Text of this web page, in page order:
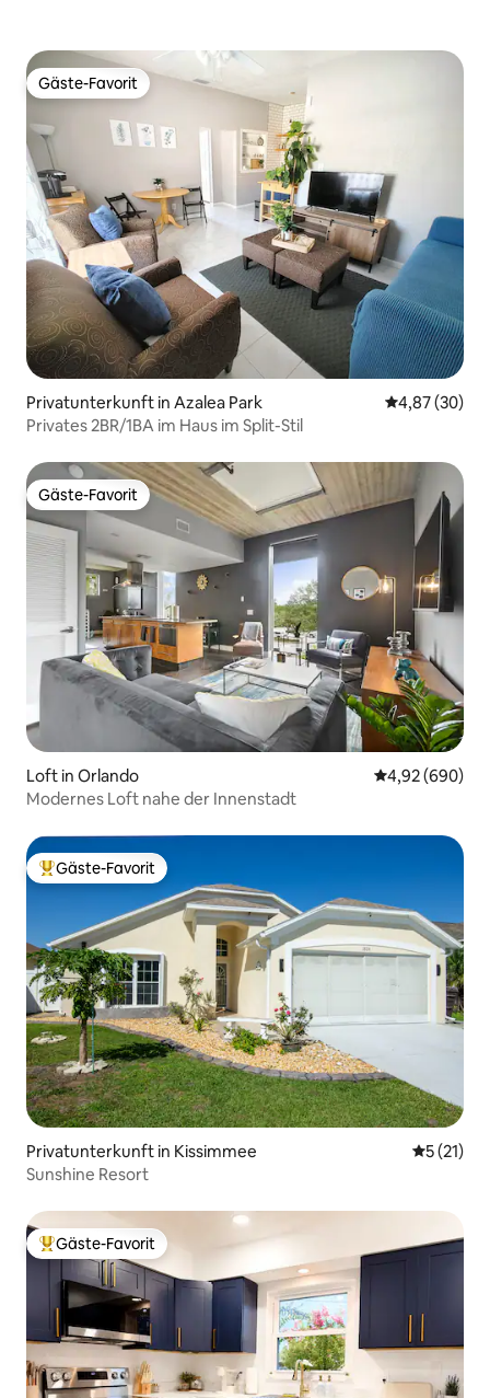
Gäste-Favorit
Gäste-Favorit
Privatunterkunft in Azalea Park
4,87 (30)
Privates 2BR/1BA im Haus im Split-Stil
Gäste-Favorit
Gäste-Favorit
Loft in Orlando
4,92 (690)
Modernes Loft nahe der Innenstadt
Beliebter Gäste-Favorit.
Gäste-Favorit
Privatunterkunft in Kissimmee
5 (21)
Sunshine Resort
Beliebter Gäste-Favorit.
Gäste-Favorit